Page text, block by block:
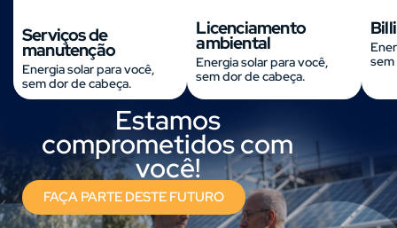
Serviços de
manutenção
Energia solar para você,
sem dor de cabeça.
Licenciamento
ambiental
Energia solar para você,
sem dor de cabeça.
sem
Estamos
comprometidos com
você!
FAÇA PARTE DESTE FUTURO